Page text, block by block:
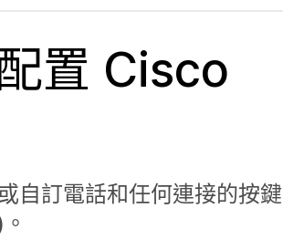
置 Cisco
自訂電話和任何連接的按鍵